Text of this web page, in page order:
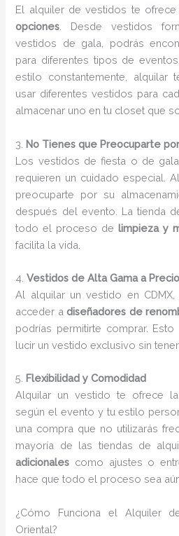
El alquiler de vestidos te ofrece
opciones . Desde vestidos
vestidos de gala, podrás
para diferentes tipos de
estilo constantemente, alquilar
usar diferentes vestidos para
almacenar uno en tu closet que
3. No Tienes que Preocuparte
Los vestidos de fiesta o de
requieren un cuidado especial.
preocuparte por su
después del evento. La tienda
todo el proceso de limpieza y
facilita la vida.
4.Vestidos de Alta Gama a
Al alquilar un vestido en
acceder adiseñadores de
podrías permitirte comprar.
lucir un vestido exclusivo sin
5. Flexibilidad y Comodidad
Alquilar un vestido te ofrece
según el evento y tu estilo
una compra que no utilizarás
mayoría de las tiendas de
adicionales como ajustes o
hace que todo el proceso sea
¿Cómo Funciona el Alquiler
Oriental?